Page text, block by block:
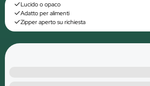
Lucido o opaco
Adatto per alimenti
Zipper aperto su richiesta